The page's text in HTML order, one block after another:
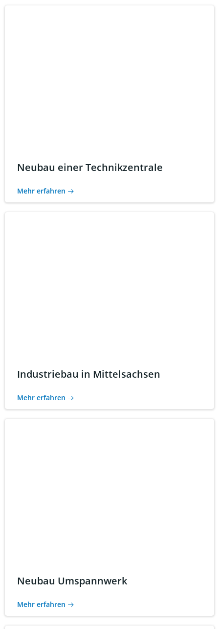
Neubau einer Technikzentrale
Mehr erfahren
Industriebau in Mittelsachsen
Mehr erfahren
Neubau Umspannwerk
Mehr erfahren